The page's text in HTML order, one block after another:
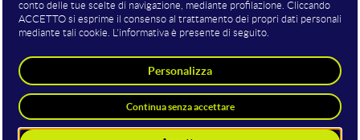
sembrava fuori portata. L’AI non ci sostituisce né ci
trasforma in developer: ci potenzia. Questo speech è
limiti che credevamo di avere.